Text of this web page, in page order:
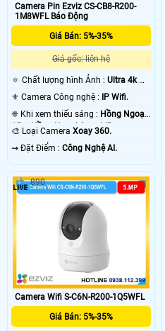
Camera Pin Ezviz CS-CB8-R200-
1M8WFL Báo Động
Giá Bán: 5%-35%
Giá gốc: liên hệ
🔅 Chất lượng hình Ảnh : Ultra 4k 👍🏾
⚜️ Camera Công nghệ : IP Wifi.
❈ Khi xem thiếu sáng : Hồng Ngoại
15m Hồng Ngoại Smart IR.
🎨 Loại Camera Xoay 360.
️⇝ Đặt Điểm : Công Nghệ AI.
Camera Wifi S-C6N-R200-1Q5WFL
Giá Bán: 5%-35%
890